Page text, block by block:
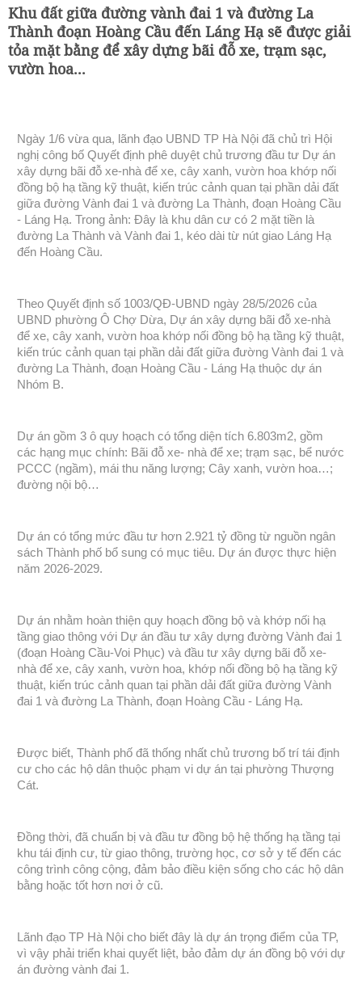
Khu đất giữa đường vành đai 1 và đường La
Thành đoạn Hoàng Cầu đến Láng Hạ sẽ được giải
tỏa mặt bằng để xây dựng bãi đỗ xe, trạm sạc,
vườn hoa...
Ngày 1/6 vừa qua, lãnh đạo UBND TP Hà Nội đã chủ trì Hội
nghị công bố Quyết định phê duyệt chủ trương đầu tư Dự án
xây dựng bãi đỗ xe-nhà để xe, cây xanh, vườn hoa khớp nối
đồng bộ hạ tầng kỹ thuật, kiến trúc cảnh quan tại phần dải đất
giữa đường Vành đai 1 và đường La Thành, đoạn Hoàng Cầu
- Láng Hạ. Trong ảnh: Đây là khu dân cư có 2 mặt tiền là
đường La Thành và Vành đai 1, kéo dài từ nút giao Láng Hạ
đến Hoàng Cầu.
Theo Quyết định số 1003/QĐ-UBND ngày 28/5/2026 của
UBND phường Ô Chợ Dừa, Dự án xây dựng bãi đỗ xe-nhà
để xe, cây xanh, vườn hoa khớp nối đồng bộ hạ tầng kỹ thuật,
kiến trúc cảnh quan tại phần dải đất giữa đường Vành đai 1 và
đường La Thành, đoạn Hoàng Cầu - Láng Hạ thuộc dự án
Nhóm B.
Dự án gồm 3 ô quy hoạch có tổng diện tích 6.803m2, gồm
các hạng mục chính: Bãi đỗ xe- nhà để xe; trạm sạc, bể nước
PCCC (ngầm), mái thu năng lượng; Cây xanh, vườn hoa…;
đường nội bộ…
Dự án có tổng mức đầu tư hơn 2.921 tỷ đồng từ nguồn ngân
sách Thành phố bổ sung có mục tiêu. Dự án được thực hiện
năm 2026-2029.
Dự án nhằm hoàn thiện quy hoạch đồng bộ và khớp nối hạ
tầng giao thông với Dự án đầu tư xây dựng đường Vành đai 1
(đoạn Hoàng Cầu-Voi Phục) và đầu tư xây dựng bãi đỗ xe-
nhà để xe, cây xanh, vườn hoa, khớp nối đồng bộ hạ tầng kỹ
thuật, kiến trúc cảnh quan tại phần dải đất giữa đường Vành
đai 1 và đường La Thành, đoạn Hoàng Cầu - Láng Hạ.
Được biết, Thành phố đã thống nhất chủ trương bố trí tái định
cư cho các hộ dân thuộc phạm vi dự án tại phường Thượng
Cát.
Đồng thời, đã chuẩn bị và đầu tư đồng bộ hệ thống hạ tầng tại
khu tái định cư, từ giao thông, trường học, cơ sở y tế đến các
công trình công cộng, đảm bảo điều kiện sống cho các hộ dân
bằng hoặc tốt hơn nơi ở cũ.
Lãnh đạo TP Hà Nội cho biết đây là dự án trọng điểm của TP,
vì vậy phải triển khai quyết liệt, bảo đảm dự án đồng bộ với dự
án đường vành đai 1.